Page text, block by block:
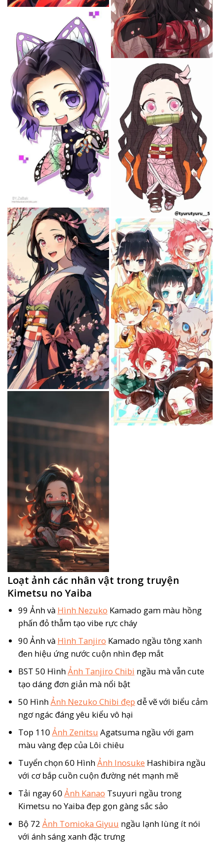
Loạt ảnh các nhân vật trong truyện
Kimetsu no Yaiba
99 Ảnh và Hình Nezuko Kamado gam màu hồng
phấn đỏ thẫm tạo vibe rực cháy
90 Ảnh và Hình Tanjiro Kamado ngầu tông xanh
đen hiệu ứng nước cuộn nhìn đẹp mắt
BST 50 HìnhẢnh Tanjiro Chibi ngầu mà vẫn cute
tạo dáng đơn giản mà nổi bật
50 HìnhẢnh Nezuko Chibi đẹp dễ vẽ với biểu cảm
ngơ ngác đáng yêu kiểu vô hại
Top 110 Ảnh Zenitsu Agatsuma ngầu với gam
màu vàng đẹp của Lôi chiêu
Tuyển chọn 60 HìnhẢnh Inosuke Hashibira ngầu
với cơ bắp cuồn cuộn đường nét mạnh mẽ
Tải ngay 60 Ảnh Kanao Tsuyuri ngầu trong
Kimetsu no Yaiba đẹp gọn gàng sắc sảo
Bộ 72 Ảnh Tomioka Giyuu ngầu lạnh lùng ít nói
với ánh sáng xanh đặc trưng